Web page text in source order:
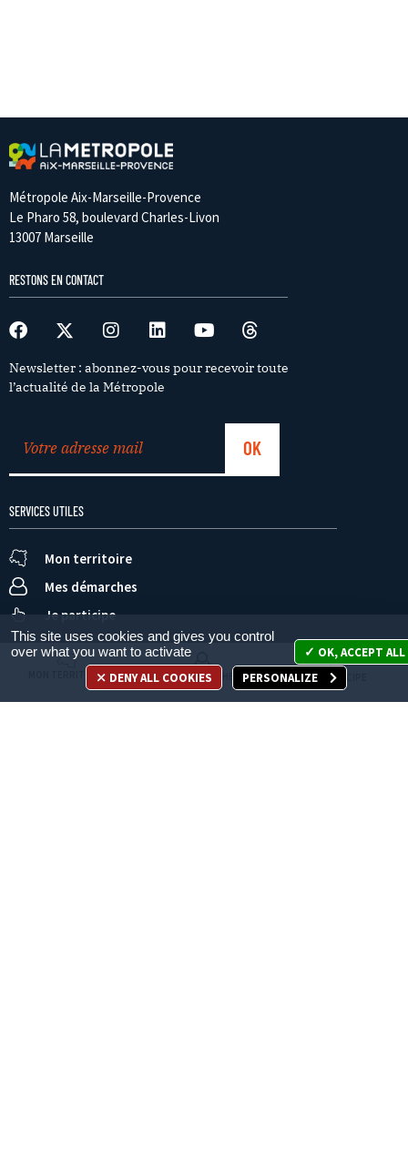
Métropole Aix-Marseille-Provence
Le Pharo 58, boulevard Charles-Livon
13007 Marseille
RESTONS EN CONTACT
Newsletter : abonnez-vous pour recevoir toute
l’actualité de la Métropole
SERVICES UTILES
Mon territoire
Mes démarches
Je participe
MON TERRITOIRE MES DÉMARCHES JE PARTICIPE
This site uses cookies and gives you control
over what you want to activate
OK, ACCEPT ALL
DENY ALL COOKIES
PERSONALIZE